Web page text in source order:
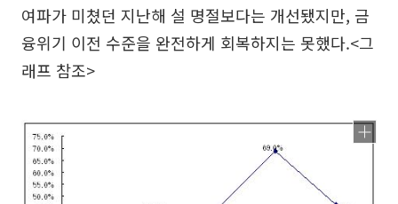
여파가 미쳤던 지난해 설 명절보다는 개선됐지만, 금
융위기 이전 수준을 완전하게 회복하지는 못했다.<그
래프 참조>